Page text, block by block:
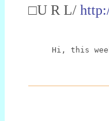
□U R L/
Hi, this